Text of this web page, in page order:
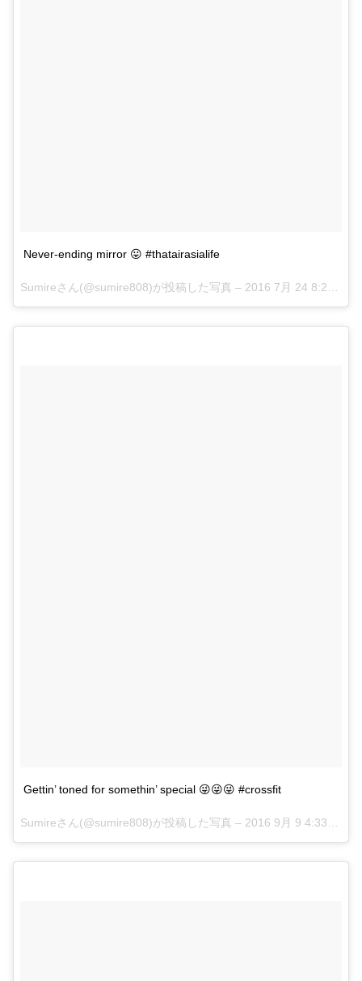
Never-ending mirror 😛 #thatairasialife
Sumireさん(@sumire808)が投稿した写真 – 2016 7月 24 8:20午後 PDT
Gettin’ toned for somethin’ special 😜😜😜 #crossfit
Sumireさん(@sumire808)が投稿した写真 – 2016 9月 9 4:33午前 PDT